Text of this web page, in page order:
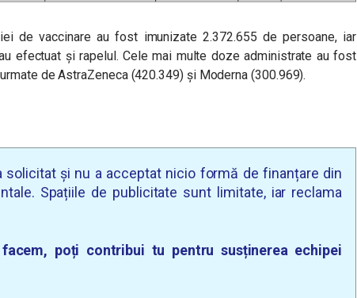
de vaccinare au fost imunizate 2.372.655 de persoane, iar
efectuat și rapelul. Cele mai multe doze administrate au fost
de AstraZeneca (420.349) și Moderna (300.969).
solicitat și nu a acceptat nicio formă de finanțare din
Spațiile de publicitate sunt limitate, iar reclama
poți contribui tu pentru susținerea echipei